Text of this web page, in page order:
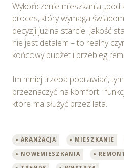
Wykończenie mieszkania
proces, który wymaga
decyzji już na starcie. Jakość
nie jest detalem – to realny
końcowy budżet i przebieg
Im mniej trzeba poprawiać,
przeznaczyć na komfort i
które ma służyć przez lata.
ARANŻACJA MIESZKANIE
NOWEMIESZKANIA